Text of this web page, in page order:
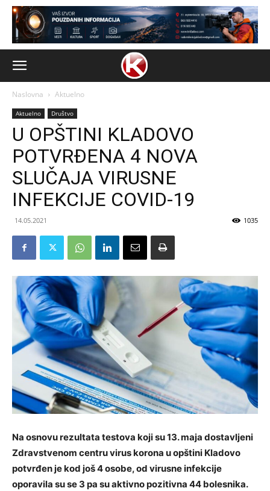
Naslovna Aktuelno
Aktuelno Društvo
U OPŠTINI KLADOVO
POTVRĐENA 4 NOVA
SLUČAJA VIRUSNE
INFEKCIJE COVID-19
14.05.2021 1035
Na osnovu rezultata testova koji su 13. maja dostavljeni
Zdravstvenom centru virus korona u opštini Kladovo
potvrđen je kod još 4 osobe, od virusne infekcije
oporavila su se 3 pa su aktivno pozitivna 44 bolesnika.